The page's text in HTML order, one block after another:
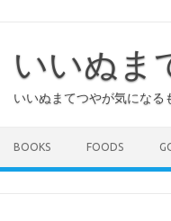
いいぬま
いいぬまてつやが気になる
BOOKS FOODS